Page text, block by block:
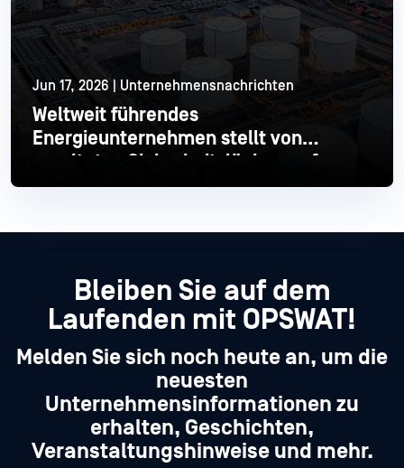
Jun 17, 2026 | Unternehmensnachrichten
Weltweit führendes
Energieunternehmen stellt von
veralteten Sicherheitslücken auf
moderne Industrial um
Mehr lesen
Bleiben Sie auf dem
Laufenden mit OPSWAT!
Melden Sie sich noch heute an, um die
neuesten
Unternehmensinformationen zu
erhalten, Geschichten,
Veranstaltungshinweise und mehr.